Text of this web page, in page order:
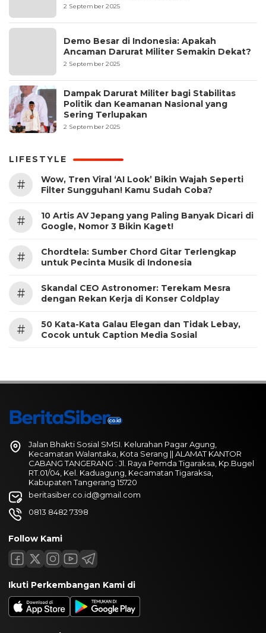
2 September 2025
Demo Besar di Indonesia: Apakah
Ancaman Darurat Militer Semakin Dekat?
2 September 2025
Dampak Darurat Militer bagi Stabilitas
Politik dan Keamanan Nasional yang
Sering Terlupakan
2 September 2025
LIFESTYLE
#
Wow, Tren Viral ‘AI Look’ Bikin Wajah Seperti
Filter Sungguhan! Kamu Sudah Coba?
#
10 Artis AV Jepang yang Paling Banyak Dicari di
Google, Nomor 3 Bikin Kaget!
#
Chordtela: Sumber Chord Gitar Terlengkap
untuk Pecinta Musik di Indonesia
#
Skandal CEO Astronomer: Terekam Mesra
dengan Rekan Kerja di Konser Coldplay
#
50 Kata-Kata Galau Elegan dan Tidak Lebay,
Cocok untuk Caption Media Sosial
Jalan Bhakti Sosial SMSI. Kelurahan Pagar Agung,
Kecamatan Walantaka, Kota Serang || ALAMAT KANTOR
CABANG TANGERANG : Jl. Raya Pemda Tigaraksa, Kp.Bugel
RT.01/04, Kel. Kaduagung, Kecamatan Tigaraksa,
Kabupaten Tangerang 15720
beritasiber.co.id@gmail.com
0813 8482 7398
Follow Kami
Ikuti Perkembangan Kami di